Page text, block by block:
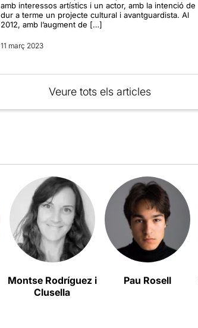
amb interessos artístics i un actor, amb la intenció de
dur a terme un projecte cultural i avantguardista. Al
2012, amb l’augment de […]
11 març 2023
Veure tots els articles
Montse Rodríguez i
Clusella
Pau Rosell